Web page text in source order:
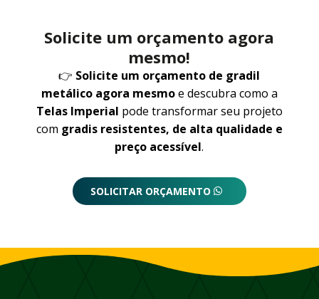
Solicite um orçamento agora
mesmo!
👉 Solicite um orçamento de gradil
metálico agora mesmoe descubra como a
Telas Imperial pode transformar seu projeto
com gradis resistentes, de alta qualidade e
preço acessível.
SOLICITAR ORÇAMENTO